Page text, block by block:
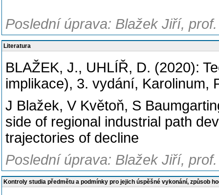
Poslední úprava: Blažek Jiří,
Literatura
BLAŽEK, J., UHLÍŘ, D. (2020):
implikace), 3. vydání, Karolinum,
J Blažek, V Květoň, S
side of regional industrial path
trajectories of decline
Poslední úprava: Blažek Jiří,
Kontroly studia předmětu a podmínky pro jejich úspěšné vykonání, způsob